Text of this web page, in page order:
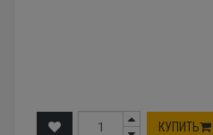
КУПИТЬ